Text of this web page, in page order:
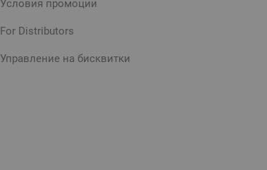
Условия промоции
For Distributors
Управление на бисквитки